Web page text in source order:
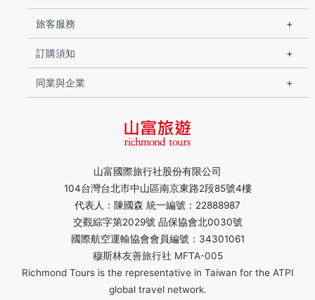
山富國際旅行社股份有限公司
104台灣台北市中山區南京東路2段85號4樓
代表人：陳國森 統一編號：22888987
交觀綜字第2029號 品保協會北0030號
國際航空運輸協會會員編號：34301061
穆斯林友善旅行社 MFTA-005
Richmond Tours is the representative in Taiwan for the ATPI
global travel network.
旅客服務
訂購須知
同業與企業